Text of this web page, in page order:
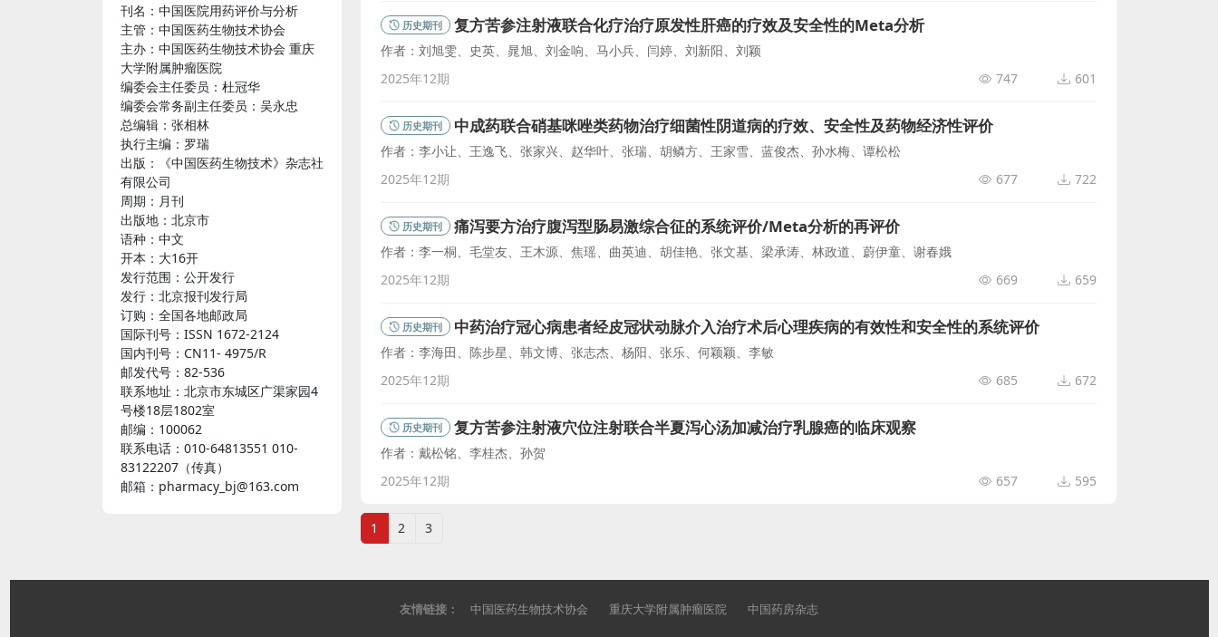
刊名：中国医院用药评价与分析
主管：中国医药生物技术协会
主办：中国医药生物技术协会 重庆
大学附属肿瘤医院
编委会主任委员：杜冠华
编委会常务副主任委员：吴永忠
总编辑：张相林
执行主编：罗瑞
出版：《中国医药生物技术》杂志社
有限公司
周期：月刊
出版地：北京市
语种：中文
开本：大16开
发行范围：公开发行
发行：北京报刊发行局
订购：全国各地邮政局
国际刊号：ISSN 1672-2124
国内刊号：CN11- 4975/R
邮发代号：82-536
联系地址：北京市东城区广渠家园4
号楼18层1802室
邮编：100062
联系电话：010-64813551 010-
83122207（传真）
邮箱：pharmacy_bj@163.com
历史期刊 复方苦参注射液联合化疗治疗原发性肝癌的疗效及安全性的Meta分析
作者：刘旭雯、史英、晁旭、刘金响、马小兵、闫婷、刘新阳、刘颖
2025年12期
747 601
历史期刊 中成药联合硝基咪唑类药物治疗细菌性阴道病的疗效、安全性及药物经济性评价
作者：李小让、王逸飞、张家兴、赵华叶、张瑞、胡鳞方、王家雪、蓝俊杰、孙水梅、谭松松
2025年12期
677 722
历史期刊 痛泻要方治疗腹泻型肠易激综合征的系统评价/Meta分析的再评价
作者：李一桐、毛堂友、王木源、焦瑶、曲英迪、胡佳艳、张文基、梁承涛、林政道、蔚伊童、谢春娥
2025年12期
669 659
历史期刊 中药治疗冠心病患者经皮冠状动脉介入治疗术后心理疾病的有效性和安全性的系统评价
作者：李海田、陈步星、韩文博、张志杰、杨阳、张乐、何颖颖、李敏
2025年12期
685 672
历史期刊 复方苦参注射液穴位注射联合半夏泻心汤加减治疗乳腺癌的临床观察
作者：戴松铭、李桂杰、孙贺
2025年12期
657 595
1 2 3
友情链接： 中国医药生物技术协会 重庆大学附属肿瘤医院 中国药房杂志